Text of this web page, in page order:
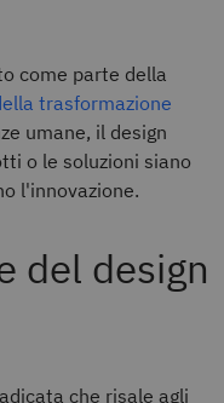
come parte della
trasformazione
umane, il design
o le soluzioni siano
l'innovazione.
del design
che risale agli